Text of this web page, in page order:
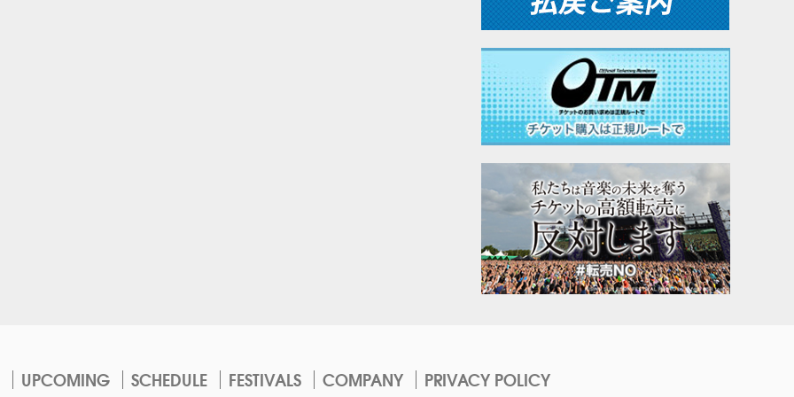
UPCOMING SCHEDULE FESTIVALS COMPANY PRIVACY POLICY